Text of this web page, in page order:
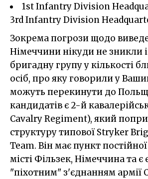
1st Infantry Division
3rd Infantry Division
Зокрема погрози щодо
Німеччини нікуди не зникли
бригадну групу у кількості
осіб, про яку говорили у
можуть перекинути до
кандидатів є 2-й
Cavalry Regiment), який
структуру типової Stryker
Team. Він має пункт
місті Фільзек, Німеччина та
"піхотним" з'єднанням армії